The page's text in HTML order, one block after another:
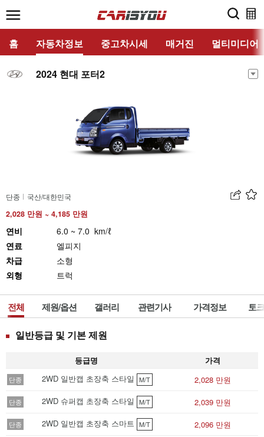
홈 자동차정보 중고차시세 매거진 멀티미디어
2024 현대 포터2
단종 국산/대한민국
2,028 만원 ~ 4,185 만원
연비
6.0 ~ 7.0 km/ℓ
연료
엘피지
차급
소형
외형
트럭
전체 제원/옵션 갤러리 관련기사 가격정보 토
일반등급 및 기본 제원
등급명 가격
단종 2WD 일반캡 초장축 스타일 M/T 2,028 만원
단종 2WD 슈퍼캡 초장축 스타일 M/T 2,039 만원
단종 2WD 일반캡 초장축 스마트 M/T 2,096 만원